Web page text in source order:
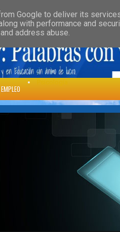
PARENT CATEGORY » FEATURED
EMPLEO
Google to deliver its
with performance and
address abuse.